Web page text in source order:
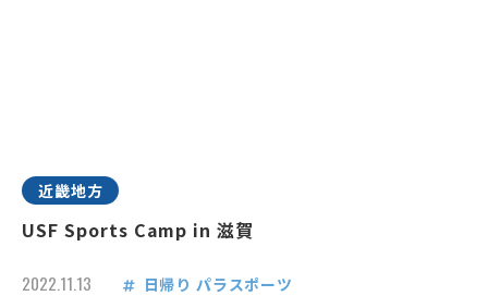
近畿地方
USF Sports Camp in 滋賀
2022.11.13 日帰り パラスポーツ